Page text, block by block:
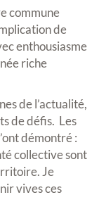
commune
de
enthousiasme
riche
de l’actualité,
de défis. Les
démontré :
collective sont
Je
vives ces